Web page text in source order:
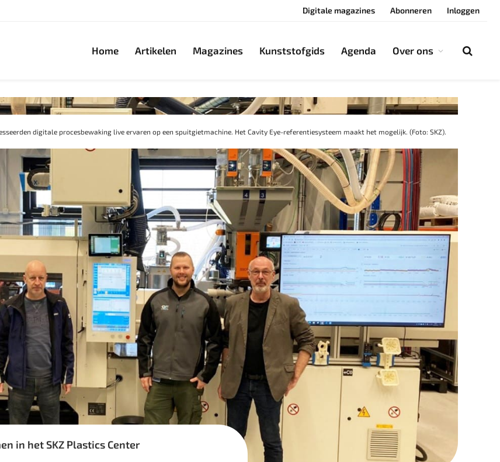
Digitale magazines Abonneren Inloggen
Home Artikelen Magazines Kunststofgids Agenda Over ons
digitale procesbewaking live ervaren op een spuitgietmachine. Het Cavity Eye-referentiesysteem maakt het mogelijk. (Foto: SKZ).
in het SKZ Plastics Center